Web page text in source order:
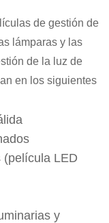
de gestión de
lámparas y las
de la luz de
en los siguientes
(película LED
y